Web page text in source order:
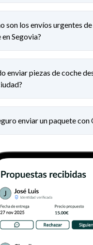
son los envíos urgentes
Segovia?
enviar piezas de coche
enviar un paquete con